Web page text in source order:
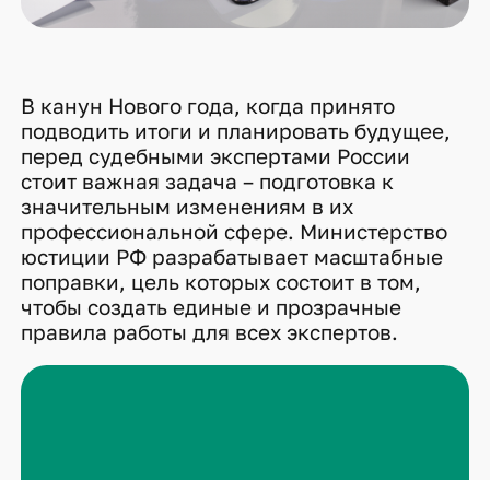
В канун Нового года, когда принято
подводить итоги и планировать будущее,
перед судебными экспертами России
стоит важная задача – подготовка к
значительным изменениям в их
профессиональной сфере. Министерство
юстиции РФ разрабатывает масштабные
поправки, цель которых состоит в том,
чтобы создать единые и прозрачные
правила работы для всех экспертов.